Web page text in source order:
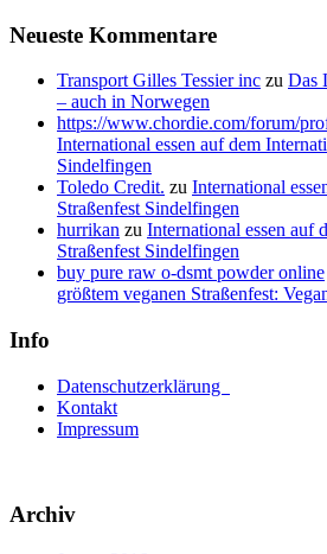
Neueste Kommentare
Transport Gilles Tessier inc zu Das
– auch in Norwegen
https://www.chordie.com/forum/
International essen auf dem
Sindelfingen
Toledo Credit. zu International
Straßenfest Sindelfingen
hurrikan zu International essen auf
Straßenfest Sindelfingen
buy pure raw o-dsmt powder online
größtem veganen Straßenfest:
Info
Datenschutzerklärung
Kontakt
Impressum
Archiv